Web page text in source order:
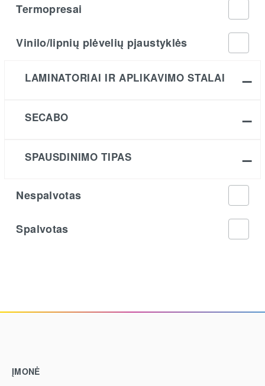
Termopresai
Vinilo/lipnių plėvelių pjaustyklės
LAMINATORIAI IR APLIKAVIMO STALAI
SECABO
SPAUSDINIMO TIPAS
Nespalvotas
Spalvotas
ĮMONĖ